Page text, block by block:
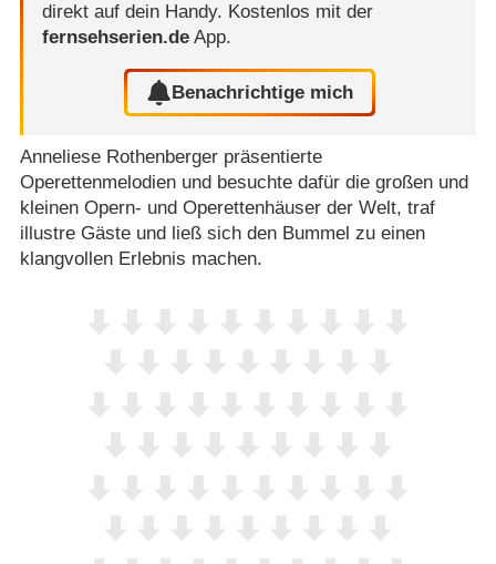
direkt auf dein Handy. Kostenlos mit der
fernsehserien.deApp.
Benachrichtige mich
Anneliese Rothenberger präsentierte
Operettenmelodien und besuchte dafür die großen und
kleinen Opern- und Operettenhäuser der Welt, traf
illustre Gäste und ließ sich den Bummel zu einen
klangvollen Erlebnis machen.